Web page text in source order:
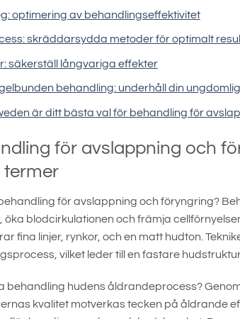
optimering av behandlingseffektivitet
skräddarsydda metoder för optimalt
säkerställ långvariga effekter
behandling: underhåll din
är ditt bästa val för behandling för
för avslappning och
termer
för avslappning och föryngring?
öka blodcirkulationen och främja
fina linjer, rynkor, och en matt hudton.
vilket leder till en fastare
behandling hudens åldrandeprocess?
kvalitet motverkas tecken på åldrande